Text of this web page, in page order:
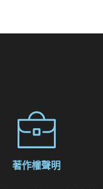
著作權聲明